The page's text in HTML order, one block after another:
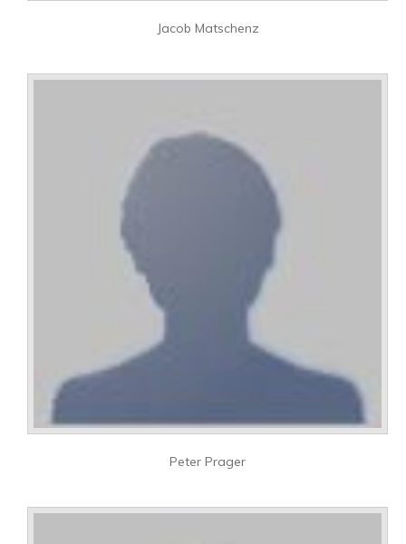
Jacob Matschenz
Peter Prager